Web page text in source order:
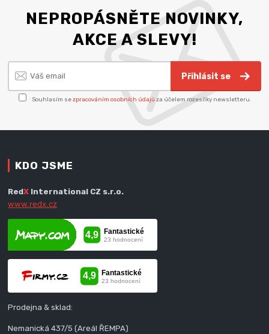
NEPROPÁSNĚTE NOVINKY,
AKCE A SLEVY!
Přihlásit se
Souhlasím sezpracováním osobních údajů za účelem rozesílky newsletteru.
KDO JSME
RedX International CZ s.r.o.
www.redx.cz
Prodejna & sklad:
Nemanická 437/5 (Areál ŘEMPA)